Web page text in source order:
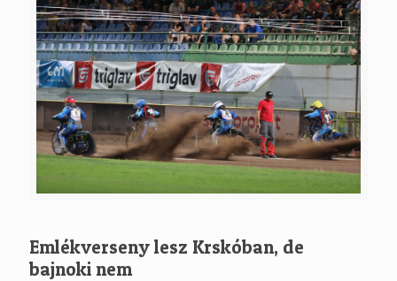
Emlékverseny lesz Krskóban, de
bajnoki nem